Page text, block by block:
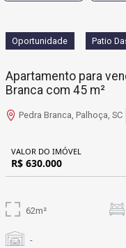
Oportunidade Patio
Apartamento para
Branca com 45 m²
Pedra Branca, Palhoça, SC
VALOR DO IMÓVEL
R$ 630.000
62m²
-